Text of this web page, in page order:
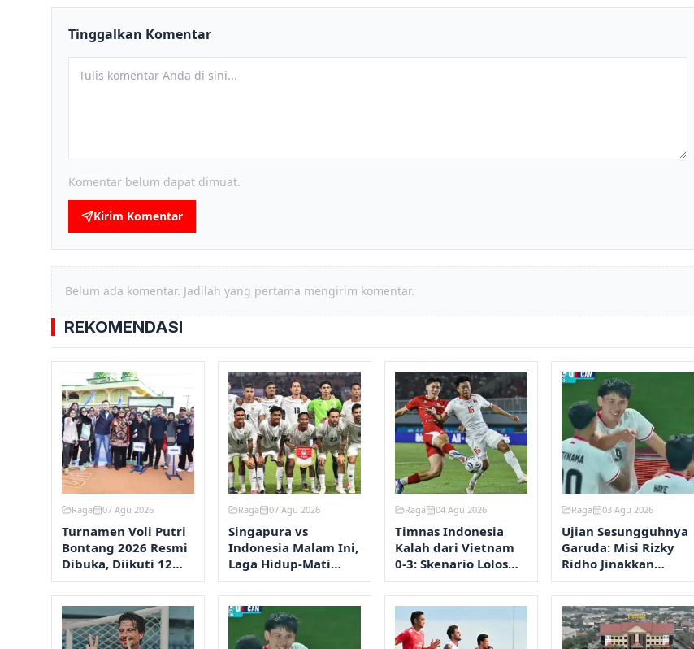
Tinggalkan Komentar
Komentar belum dapat dimuat.
Kirim Komentar
Belum ada komentar. Jadilah yang pertama mengirim komentar.
REKOMENDASI
Raga 07 Agu 2026
Turnamen Voli Putri
Bontang 2026 Resmi
Dibuka, Diikuti 12
Kelurahan
Raga 07 Agu 2026
Singapura vs
Indonesia Malam Ini,
Laga Hidup-Mati
Perebutan Semifinal
AFF 2026
Raga 04 Agu 2026
Timnas Indonesia
Kalah dari Vietnam
0-3: Skenario Lolos
Semifinal Piala AFF
2026
Raga 03 Agu 2026
Ujian Sesungguhnya
Garuda: Misi Rizky
Ridho Jinakkan
Vietnam di Pakansari